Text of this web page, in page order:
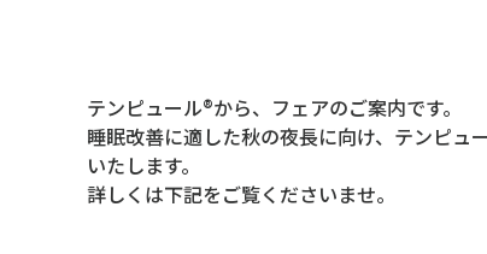
テンピュール®から、フェアのご案内です。
睡眠改善に適した秋の夜長に向け、テンピュ
いたします。
詳しくは下記をご覧くださいませ。